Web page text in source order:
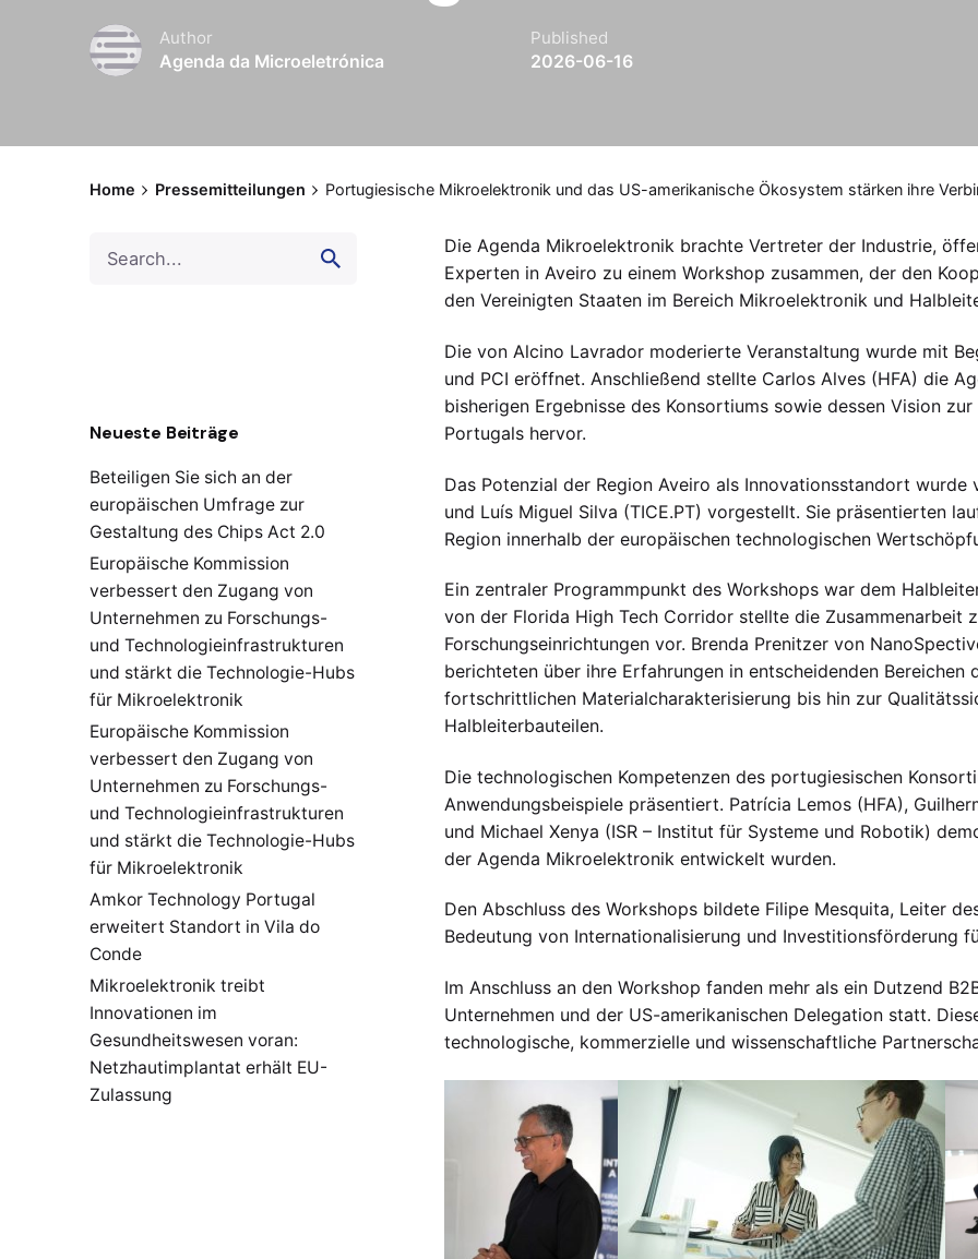
Author
Agenda da Microeletrónica
Published
2026-06-16
Home Pressemitteilungen Portugiesische Mikroelektronik und das US-amerikanische Ökosystem stärken ihre
for
Neueste Beiträge
Beteiligen Sie sich an der
europäischen Umfrage zur
Gestaltung des Chips Act 2.0
Europäische Kommission
verbessert den Zugang von
Unternehmen zu Forschungs-
und Technologieinfrastrukturen
und stärkt die Technologie-Hubs
für Mikroelektronik
Europäische Kommission
verbessert den Zugang von
Unternehmen zu Forschungs-
und Technologieinfrastrukturen
und stärkt die Technologie-Hubs
für Mikroelektronik
Amkor Technology Portugal
erweitert Standort in Vila do
Conde
Mikroelektronik treibt
Innovationen im
Gesundheitswesen voran:
Netzhautimplantat erhält EU-
Zulassung
Die Agenda Mikroelektronik brachte Vertreter der Industrie,
Experten in Aveiro zu einem Workshop zusammen, der den
den Vereinigten Staaten im Bereich Mikroelektronik und
Die von Alcino Lavrador moderierte Veranstaltung wurde mit
und PCI eröffnet. Anschließend stellte Carlos Alves (HFA) die
bisherigen Ergebnisse des Konsortiums sowie dessen Vision
Portugals hervor.
Das Potenzial der Region Aveiro als Innovationsstandort
und Luís Miguel Silva (TICE.PT) vorgestellt. Sie präsentierten
Region innerhalb der europäischen technologischen
Ein zentraler Programmpunkt des Workshops war dem
von der Florida High Tech Corridor stellte die Zusammenarbeit
Forschungseinrichtungen vor. Brenda Prenitzer von
berichteten über ihre Erfahrungen in entscheidenden Bereichen
fortschrittlichen Materialcharakterisierung bis hin zur
Halbleiterbauteilen.
Die technologischen Kompetenzen des portugiesischen
Anwendungsbeispiele präsentiert. Patrícia Lemos (HFA),
und Michael Xenya (ISR – Institut für Systeme und Robotik)
der Agenda Mikroelektronik entwickelt wurden.
Den Abschluss des Workshops bildete Filipe Mesquita, Leiter
Bedeutung von Internationalisierung und Investitionsförderung
Im Anschluss an den Workshop fanden mehr als ein Dutzend
Unternehmen und der US-amerikanischen Delegation statt.
technologische, kommerzielle und wissenschaftliche